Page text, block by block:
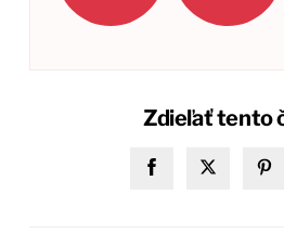
Zdieľať tento